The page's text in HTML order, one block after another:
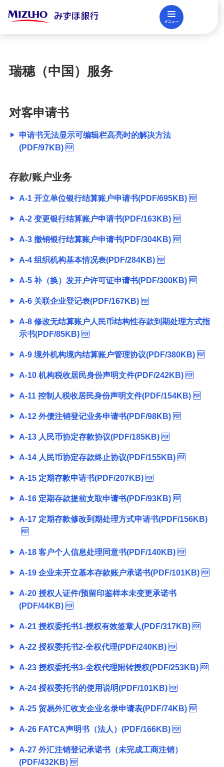
国際業務・外国為替取引
経営・事業支援
瑞穗（中国）服务
对客申请书
申请书无法显示可编辑栏高亮时的解决方法
(PDF/97KB)
存款/账户业务
A-1 开立单位银行结算账户申请书(PDF/695KB)
A-2 变更银行结算账户申请书(PDF/163KB)
A-3 撤销银行结算账户申请书(PDF/304KB)
A-4 组织机构基本情况表(PDF/284KB)
A-5 补（换）发开户许可证申请书(PDF/300KB)
A-6 关联企业登记表(PDF/167KB)
A-8 修改无结算账户人民币结构性存款到期处理方式指
示书(PDF/85KB)
A-9 境外机构境内结算账户管理协议(PDF/380KB)
A-10 机构税收居民身份声明文件(PDF/242KB)
A-11 控制人税收居民身份声明文件(PDF/154KB)
A-12 外债注销登记业务申请书(PDF/98KB)
A-13 人民币协定存款协议(PDF/185KB)
A-14 人民币协定存款终止协议(PDF/155KB)
A-15 定期存款申请书(PDF/207KB)
A-16 定期存款提前支取申请书(PDF/93KB)
A-17 定期存款修改到期处理方式申请书(PDF/156KB)
A-18 客户个人信息处理同意书(PDF/140KB)
A-19 企业未开立基本存款账户承诺书(PDF/101KB)
A-20 授权人证件/预留印鉴样本未变更承诺书
(PDF/44KB)
A-21 授权委托书1-授权有效签章人(PDF/317KB)
A-22 授权委托书2-全权代理(PDF/240KB)
A-23 授权委托书3-全权代理附转授权(PDF/253KB)
A-24 授权委托书的使用说明(PDF/101KB)
A-25 贸易外汇收支企业名录申请表(PDF/74KB)
A-26 FATCA声明书（法人）(PDF/166KB)
A-27 外汇注销登记承诺书（未完成工商注销）
(PDF/432KB)